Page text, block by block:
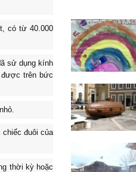
có từ 40.000
sử dụng kính
trên bức
chiếc đuôi của
thời kỳ hoặc